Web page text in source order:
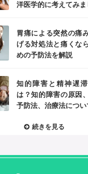
洋医学的に考えてみま
胃痛による突然の痛
げる対処法と痛くな
めの予防法を解説
知的障害と精神遅
は？知的障害の原因
予防法、治療法につ
続きを見る